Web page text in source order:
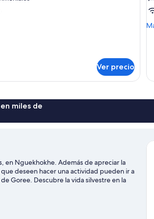
Ver precio
miles de
en Nguekhokhe. Además de apreciar la
deseen hacer una actividad pueden ir a
Goree. Descubre la vida silvestre en la